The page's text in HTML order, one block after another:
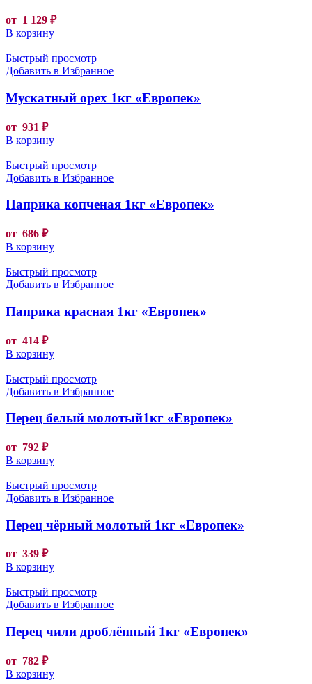
от 1 129 ₽
В корзину
Быстрый просмотр
Добавить в Избранное
Мускатный орех 1кг «Европек»
от 931 ₽
В корзину
Быстрый просмотр
Добавить в Избранное
Паприка копченая 1кг «Европек»
от 686 ₽
В корзину
Быстрый просмотр
Добавить в Избранное
Паприка красная 1кг «Европек»
от 414 ₽
В корзину
Быстрый просмотр
Добавить в Избранное
Перец белый молотый1кг «Европек»
от 792 ₽
В корзину
Быстрый просмотр
Добавить в Избранное
Перец чёрный молотый 1кг «Европек»
от 339 ₽
В корзину
Быстрый просмотр
Добавить в Избранное
Перец чили дроблённый 1кг «Европек»
от 782 ₽
В корзину